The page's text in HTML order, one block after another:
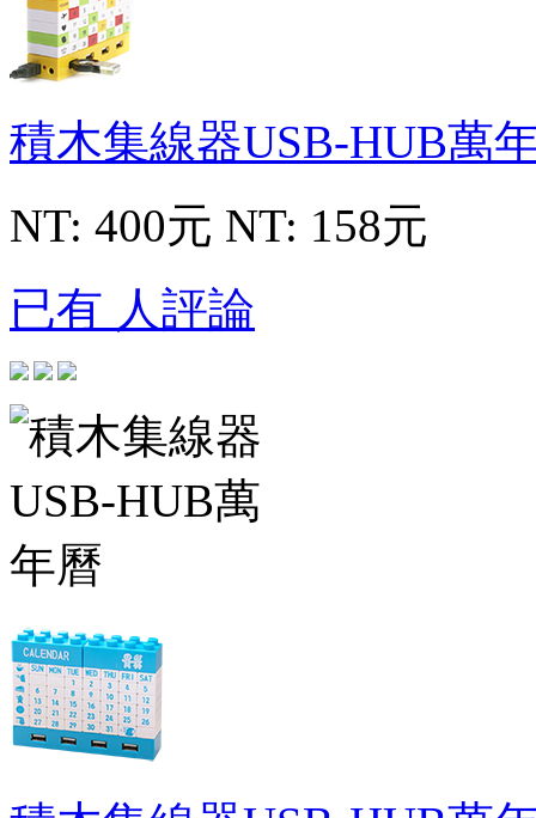
積木集線器USB-HUB萬
NT: 400元 NT: 158元
已有 人評論